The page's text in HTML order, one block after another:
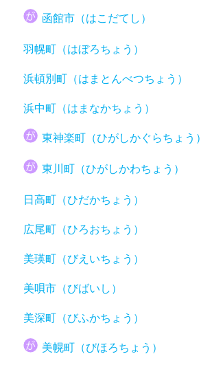
函館市（はこだてし）
羽幌町（はぼろちょう）
浜頓別町（はまとんべつちょう）
浜中町（はまなかちょう）
東神楽町（ひがしかぐらちょう）
東川町（ひがしかわちょう）
日高町（ひだかちょう）
広尾町（ひろおちょう）
美瑛町（びえいちょう）
美唄市（びばいし）
美深町（びふかちょう）
美幌町（びほろちょう）